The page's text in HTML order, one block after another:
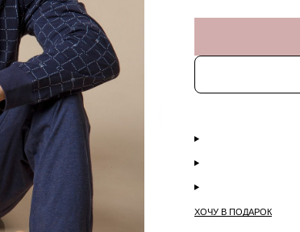
ХОЧУ В ПОДАРОК